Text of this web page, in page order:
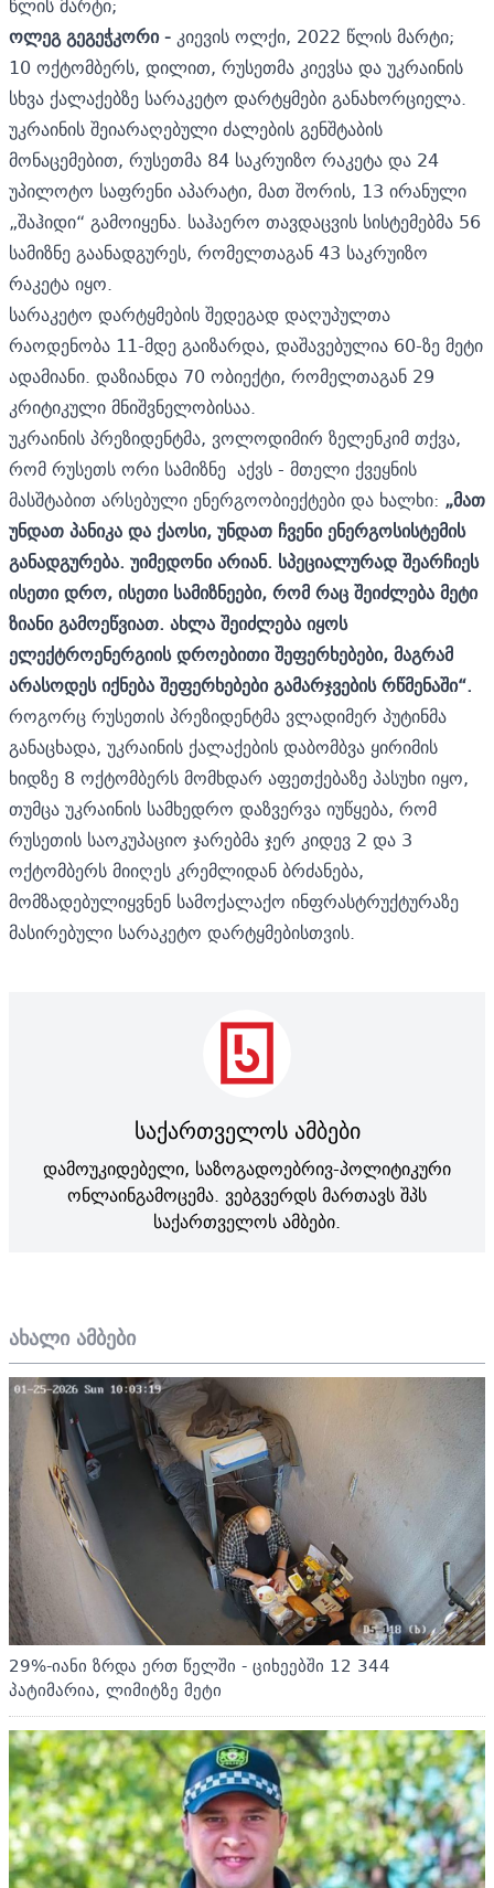
ახალი ამბები
29%-იანი ზრდა ერთ წელში - ციხეებში 12 344
პატიმარია, ლიმიტზე მეტი
ოლეგ გეგეჭკორი -კიევის ოლქი, 2022 წლის მარტი;
10 ოქტომბერს, დილით, რუსეთმა კიევსა და უკრაინის
სხვა ქალაქებზე სარაკეტო დარტყმებიგანახორციელა.
უკრაინის შეიარაღებული ძალების გენშტაბის
მონაცემებით, რუსეთმა 84 საკრუიზო რაკეტა და 24
უპილოტო საფრენი აპარატი, მათ შორის, 13 ირანული
„შაჰიდი“ გამოიყენა. საჰაერო თავდაცვის სისტემებმა 56
სამიზნე გაანადგურეს, რომელთაგან 43 საკრუიზო
რაკეტა იყო.
სარაკეტო დარტყმების შედეგად დაღუპულთა
რაოდენობა 11-მდეგაიზარდა, დაშავებულია 60-ზე მეტი
ადამიანი. დაზიანდა 70 ობიექტი, რომელთაგან 29
კრიტიკული მნიშვნელობისაა.
უკრაინის პრეზიდენტმა, ვოლოდიმირ ზელენკიმ თქვა,
რომ რუსეთს ორი სამიზნე აქვს - მთელი ქვეყნის
მასშტაბით არსებული ენერგოობიექტები და ხალხი: „მათ
უნდათ პანიკა და ქაოსი, უნდათ ჩვენი ენერგოსისტემის
განადგურება. უიმედონი არიან. სპეციალურად შეარჩიეს
ისეთი დრო, ისეთი სამიზნეები, რომ რაც შეიძლება მეტი
ზიანი გამოეწვიათ. ახლა შეიძლება იყოს
ელექტროენერგიის დროებითი შეფერხებები, მაგრამ
არასოდეს იქნება შეფერხებები გამარჯვების რწმენაში“.
როგორც რუსეთის პრეზიდენტმავლადიმერ პუტინმა
განაცხადა, უკრაინის ქალაქების დაბომბვა ყირიმის
ხიდზე 8 ოქტომბერს მომხდარ აფეთქებაზე პასუხი იყო,
თუმცა უკრაინის სამხედრო დაზვერვა იუწყება, რომ
რუსეთის საოკუპაციო ჯარებმა ჯერ კიდევ 2 და 3
ოქტომბერს მიიღეს კრემლიდან ბრძანება,
მომზადებულიყვნენ სამოქალაქო ინფრასტრუქტურაზე
მასირებული სარაკეტო დარტყმებისთვის.
საქართველოს ამბები
დამოუკიდებელი, საზოგადოებრივ-პოლიტიკური
ონლაინგამოცემა. ვებგვერდს მართავს შპს
საქართველოს ამბები.